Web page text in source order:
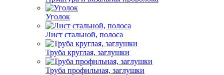
Уголок
Лист стальной, полоса
Труба круглая, заглушки
Труба профильная, заглушки